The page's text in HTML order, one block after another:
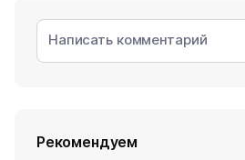
Рекомендуем